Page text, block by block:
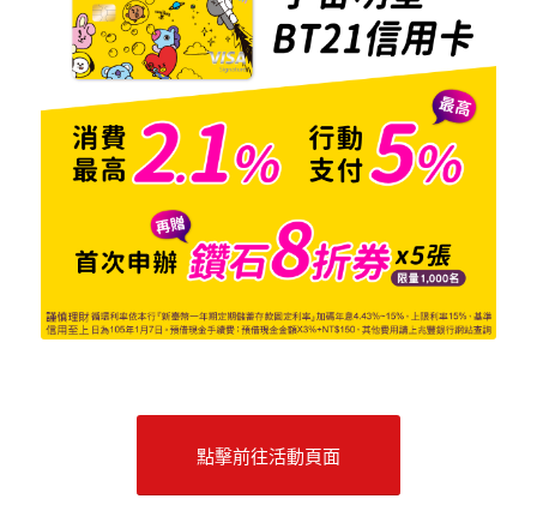
點擊前往活動頁面